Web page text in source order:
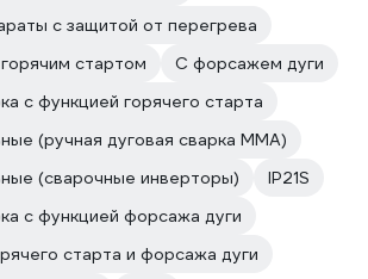
с защитой от перегрева
стартом
С форсажем дуги
с функцией горячего старта
(ручная дуговая сварка MMA)
(сварочные инверторы)
IP21S
с функцией форсажа дуги
старта и форсажа дуги